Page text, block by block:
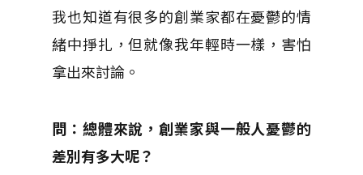
我也知道有很多的創業家都在憂鬱的情
緒中掙扎，但就像我年輕時一樣，害怕
拿出來討論。
問：總體來說，創業家與一般人憂鬱的
差別有多大呢？